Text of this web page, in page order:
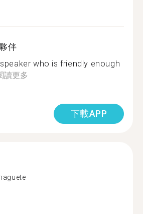
伴
who is friendly enough
讀更多
下載APP